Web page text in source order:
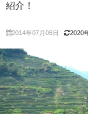
紹介！
2014年07月06日 2020